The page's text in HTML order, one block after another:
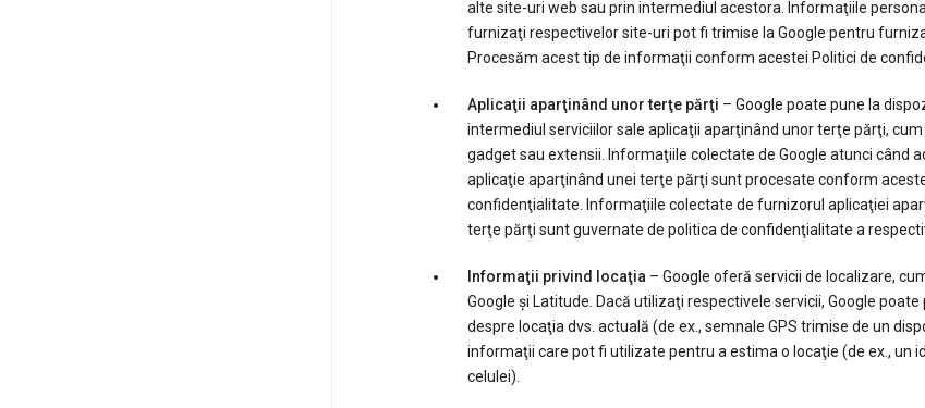
alte site-uri web sau prin intermediul acestora. Informaţiile
furnizaţi respectivelor site-uri pot fi trimise la Google pentru
Procesăm acest tip de informaţii conform acestei Politici de
Aplicaţii aparţinând unor terţe părţi – Google poate pune la
intermediul serviciilor sale aplicaţii aparţinând unor terţe părţi,
gadget sau extensii. Informaţiile colectate de Google atunci când
aplicaţie aparţinând unei terţe părţi sunt procesate conform
confidenţialitate. Informaţiile colectate de furnizorul aplicaţiei
terţe părţi sunt guvernate de politica de confidenţialitate a
Informaţii privind locaţia – Google oferă servicii de localizare,
Google şi Latitude. Dacă utilizaţi respectivele servicii, Google
despre locaţia dvs. actuală (de ex., semnale GPS trimise de un
informaţii care pot fi utilizate pentru a estima o locaţie (de ex., un
celulei).